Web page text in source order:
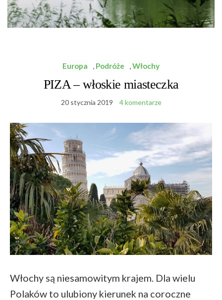
Europa , Podróże ,Włochy
PIZA – włoskie miasteczka
20 stycznia 2019 4 komentarze
Włochy są niesamowitym krajem. Dla wielu
Polaków to ulubiony kierunek na coroczne